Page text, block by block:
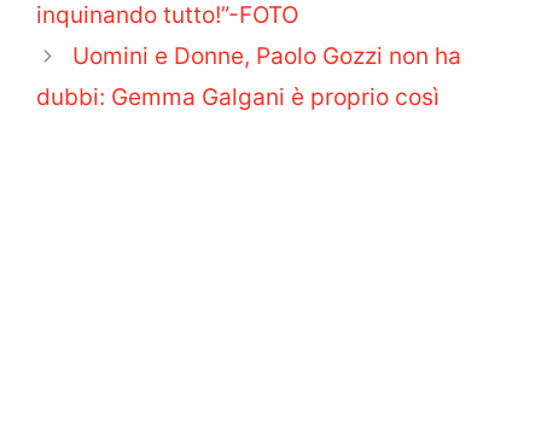
inquinando tutto!”-FOTO
Uomini e Donne, Paolo Gozzi non ha
dubbi: Gemma Galgani è proprio così